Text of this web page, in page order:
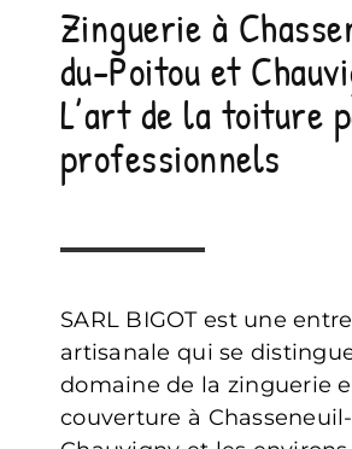
Zinguerie à
du-Poitou et
L’art de la toiture
professionnels
SARL BIGOT est une
artisanale qui se
domaine de la zinguerie
couverture à